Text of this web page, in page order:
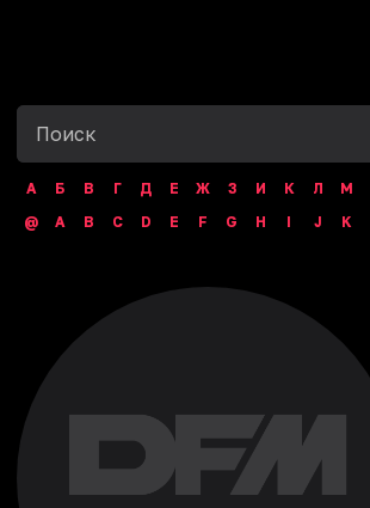
А Б В Г Д Е Ж З И К Л М
@
A B C D E F G H I J K